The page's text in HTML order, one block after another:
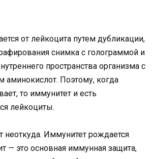
от лейкоцита путем дубликации,
снимка с голограммой и
пространства организма с
аминокислот. Поэтому, когда
то иммунитет и есть
лейкоциты.
неоткуда. Иммунитет рождается
— это основная иммунная защита,